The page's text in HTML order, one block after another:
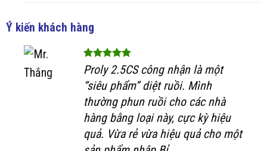
Ý kiến khách hàng
Proly 2.5CS công nhận là một
“siêu phẩm” diệt ruồi. Mình
thường phun ruồi cho các nhà
hàng bằng loại này, cực kỳ hiệu
quả. Vừa rẻ vừa hiệu quả cho một